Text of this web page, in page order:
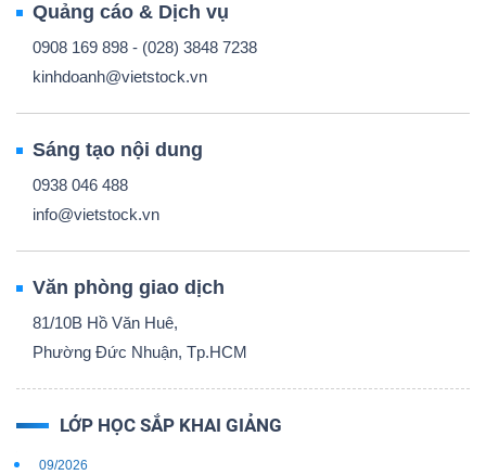
Quảng cáo & Dịch vụ
0908 169 898 - (028) 3848 7238
kinhdoanh@vietstock.vn
Sáng tạo nội dung
0938 046 488
info@vietstock.vn
Văn phòng giao dịch
81/10B Hồ Văn Huê,
Phường Đức Nhuận, Tp.HCM
LỚP HỌC SẮP KHAI GIẢNG
09/2026